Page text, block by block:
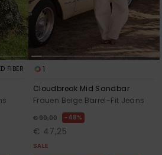
FIBER
1
Cloudbreak Mid Sandbar
Frauen Beige Barrel-Fit Jeans
€ 90,00 48%
€ 47,25
SALE